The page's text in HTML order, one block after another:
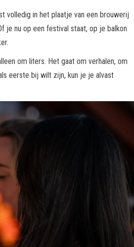
volledig in het plaatje van een brouwerij
je nu op een festival staat, op je balkon
om liters. Het gaat om verhalen, om
eerste bij wilt zijn, kun je je alvast